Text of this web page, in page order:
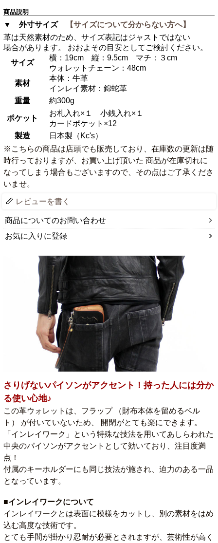
商品説明
▼ 外寸サイズ
【サイズについて分からない方へ】
革は天然素材のため、サイズ表記はジャストではない
場合があります。 おおよその目安としてご検討ください。
サイズ
横：19cm 縦：9.5cm マチ：３cm
ウォレットチェーン：48cm
素材
本体：牛革
インレイ素材：錦蛇革
重量
約300g
ポケット
お札入れ×１ 小銭入れ×１
カードポケット×12
製造
日本製（Kc's）
※こちらの商品は店頭でも販売しており、在庫数の更新は随
時行っておりますが、お買い上げ頂いた 商品が在庫切れに
なってしまう場合もございますので、その点はご了承くださ
いませ。
レビューを書く
商品についてのお問い合わせ
お気に入りに登録
さりげないパイソンがアクセント！持った人には分か
る使い心地♪
この革ウォレットは、フラップ （財布本体を留めるベル
ト） が付いていないため、 開閉がとても楽にできます。
「インレイワーク」という特殊な技法を用いてあしらわれた
中央のパイソンがアクセントとして効いており、注目度満
点！
付属のキーホルダーにも同じ技法が施され、迫力のある一品
となっています。
■インレイワークについて
インレイワークとは表面に模様をカットし、別の素材をはめ
込む高度な技術です。
とても手間が掛かり忍耐が必要とされますが、芸術性が高く